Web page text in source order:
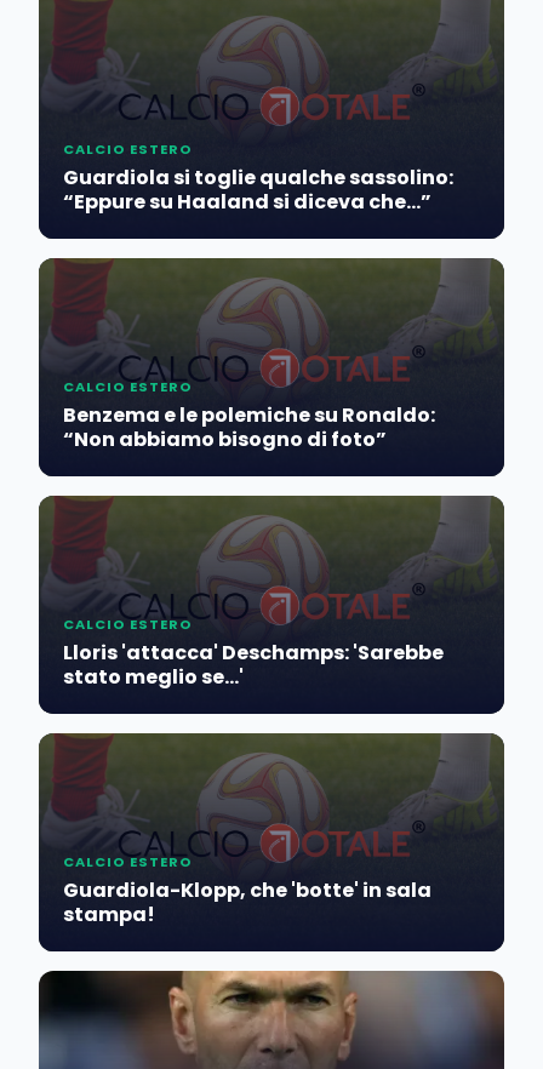
CALCIO ESTERO
Guardiola si toglie qualche sassolino:
“Eppure su Haaland si diceva che…”
CALCIO ESTERO
Benzema e le polemiche su Ronaldo:
“Non abbiamo bisogno di foto”
CALCIO ESTERO
Lloris 'attacca' Deschamps: 'Sarebbe
stato meglio se...'
CALCIO ESTERO
Guardiola-Klopp, che 'botte' in sala
stampa!